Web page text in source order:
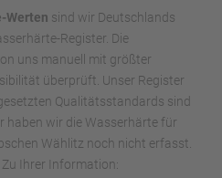
Werten sind wir Deutschlands
Register. Die
uns manuell mit größter
überprüft. Unser Register
Qualitätsstandards sind
haben wir die Wasserhärte für
Wählitz noch nicht erfasst.
Ihrer Information: